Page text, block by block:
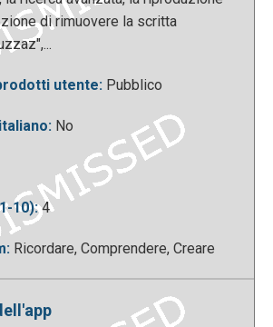
presenti nella nostra collezione
di rimuovere la scritta
utente: Pubblico
No
10):4
Ricordare, Comprendere, Creare